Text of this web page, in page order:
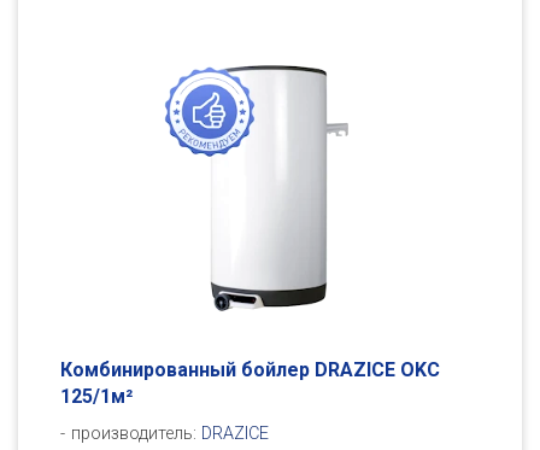
Комбинированный бойлер DRAZICE OKC
125/1м²
производитель: DRAZICE